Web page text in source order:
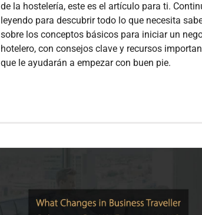
de la hostelería, este es el artículo para ti.
leyendo para descubrir todo lo que necesita
sobre los conceptos básicos para iniciar un
hotelero, con consejos clave y recursos
que le ayudarán a empezar con buen pie.